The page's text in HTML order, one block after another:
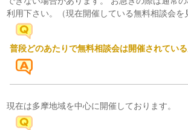
利用下さい。
（現在開催している無料相談会を
普段どのあたりで無料相談会は開催されてい
現在は多摩地域を中心に開催しております。